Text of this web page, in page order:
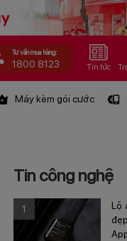
Tư vấn mua hàng:
1800 8123 Tin tức
Máy kèm gói cước
Tin công nghệ
1
Lộ